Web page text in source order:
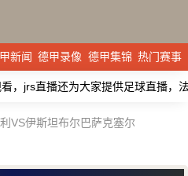
新闻 德甲录像 德甲集锦 热门赛事
，jrs直播还为大家提供足球直播，
VS伊斯坦布尔巴萨克塞尔